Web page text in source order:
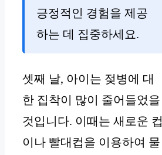
긍정적인 경험을 제공
하는 데 집중하세요.
셋째 날, 아이는 젖병에 대
한 집착이 많이 줄어들었을
것입니다. 이때는 새로운 컵
이나 빨대컵을 이용하여 물